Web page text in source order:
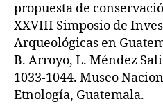
propuesta de
XXVIII Simposio de
Arqueológicas en
B. Arroyo, L. Méndez
1033-1044. Museo
Etnología, Guatemala.